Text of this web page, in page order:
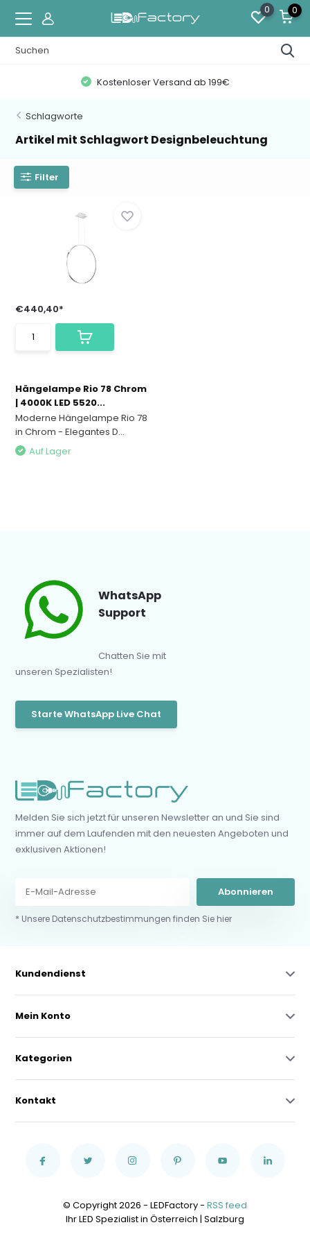
0 0
Kostenloser Versand ab 199€
Schlagworte
Artikel mit Schlagwort Designbeleuchtung
Filter
€440,40*
Hängelampe Rio 78 Chrom
| 4000K LED 5520...
Moderne Hängelampe Rio 78
in Chrom - Elegantes D...
Auf Lager
WhatsApp
Support
Chatten Sie mit
unseren Spezialisten!
Starte WhatsApp Live Chat
Melden Sie sich jetzt für unseren Newsletter an und Sie sind
immer auf dem Laufenden mit den neuesten Angeboten und
exklusiven Aktionen!
Abonnieren
* Unsere Datenschutzbestimmungen finden Sie hier
Kundendienst
Mein Konto
Kategorien
Kontakt
© Copyright 2026 - LEDFactory - RSS feed
Ihr LED Spezialist in Österreich | Salzburg